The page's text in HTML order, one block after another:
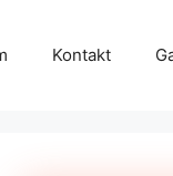
Kontakt